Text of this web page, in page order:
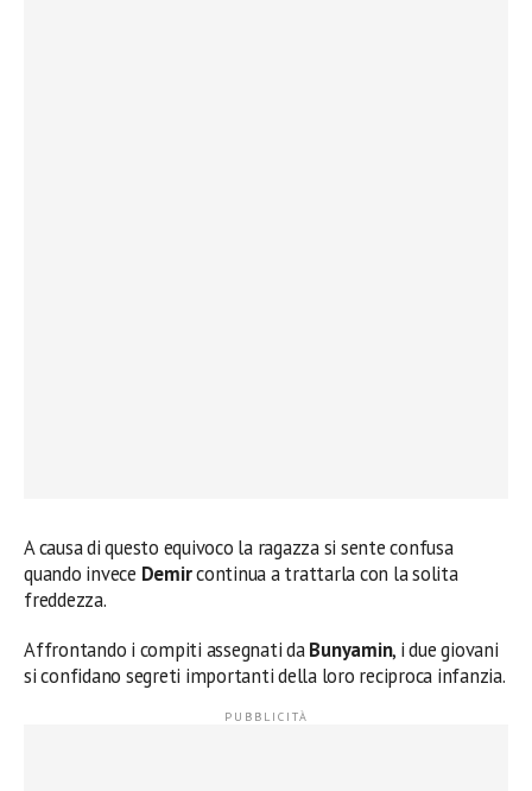
A causa di questo equivoco la ragazza si sente confusa
quando invece Demircontinua a trattarla con la solita
freddezza.
Affrontando i compiti assegnati daBunyamin, i due giovani
si confidano segreti importanti della loro reciproca infanzia.